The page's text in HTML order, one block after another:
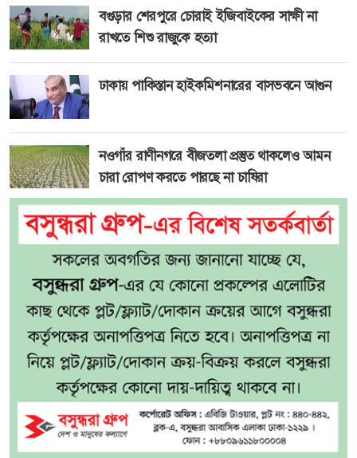
বগুড়ার শেরপুরে চোরাই ইজিবাইকের সাক্ষী না
রাখতে শিশু রাজুকে হত্যা
ঢাকায় পাকিস্তান হাইকমিশনারের বাসভবনে আগুন
নওগাঁর রাণীনগরে বীজতলা প্রস্তুত থাকলেও আমন
চারা রোপণ করতে পারছে না চাষিরা